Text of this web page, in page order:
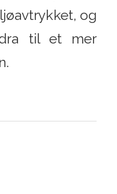
og
til et mer